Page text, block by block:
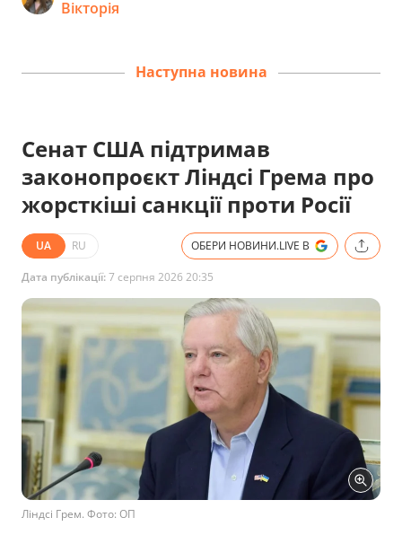
Вікторія
Наступна новина
Сенат США підтримав
законопроєкт Ліндсі Грема про
жорсткіші санкції проти Росії
UA RU ОБЕРИ НОВИНИ.LIVE В
Дата публікації:7 серпня 2026 20:35
Ліндсі Грем. Фото: ОП